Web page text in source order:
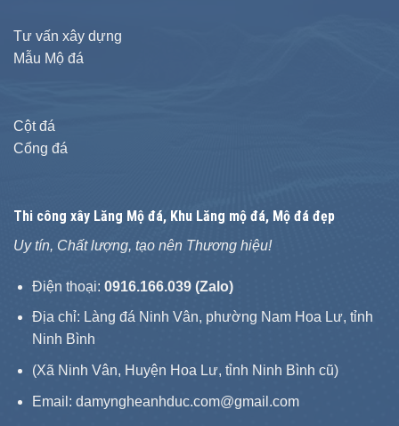
Tư vấn xây dựng
Mẫu Mộ đá
Cột đá
Cổng đá
Thi công xây Lăng Mộ đá, Khu Lăng mộ đá, Mộ đá đẹp
Uy tín, Chất lượng, tạo nên Thương hiệu!
Điện thoại: 0916.166.039 (Zalo)
Địa chỉ: Làng đá Ninh Vân, phường Nam Hoa Lư, tỉnh
Ninh Bình
(Xã Ninh Vân, Huyện Hoa Lư, tỉnh Ninh Bình cũ)
Email: damyngheanhduc.com@gmail.com